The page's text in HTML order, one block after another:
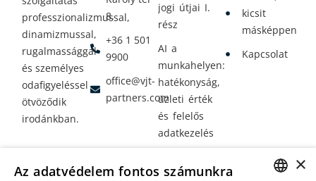
8.
+36 1 501
9900
office@vjt-
partners.com
jogi útjai I.
rész
AI a
munkahelyen:
hatékonyság,
üzleti érték
és felelős
adatkezelés
amikor a jövő
kicsit
másképpen
Kapcsolat
professzionalizmussal,
dinamizmussal,
rugalmassággal
és személyes
odafigyeléssel
ötvöződik
irodánkban.
×
Az adatvédelem fontos számunkra